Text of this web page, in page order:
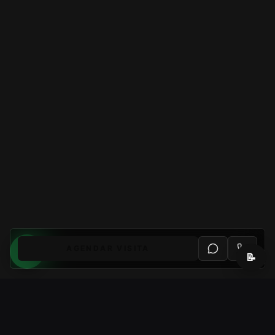
📝